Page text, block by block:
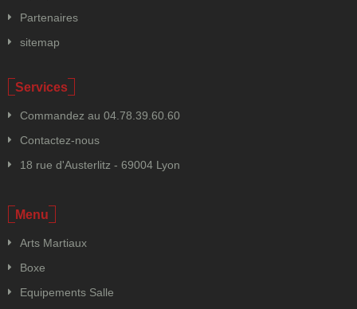
Partenaires
sitemap
Services
Commandez au 04.78.39.60.60
Contactez-nous
18 rue d'Austerlitz - 69004 Lyon
Menu
Arts Martiaux
Boxe
Equipements Salle